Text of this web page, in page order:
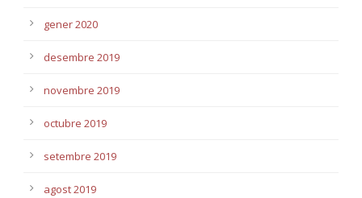
gener 2020
desembre 2019
novembre 2019
octubre 2019
setembre 2019
agost 2019